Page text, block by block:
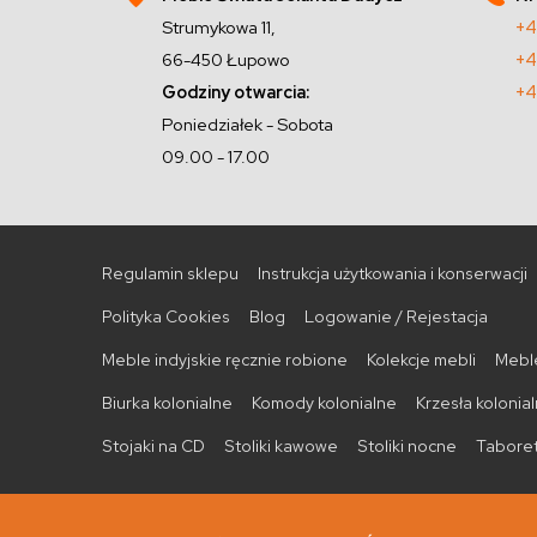
Strumykowa 11,
66-450 Łupowo
Godziny otwarcia:
Poniedziałek - Sobota
09.00 - 17.00
Regulamin sklepu Instrukcja użytkowania i konserwacji
Polityka Cookies
Blog
Logowanie / Rejestacja
Meble indyjskie ręcznie robione
Kolekcje mebli
Biurka kolonialne
Komody kolonialne Krzesła
Stojaki na CD
Stoliki kawowe Stoliki nocne